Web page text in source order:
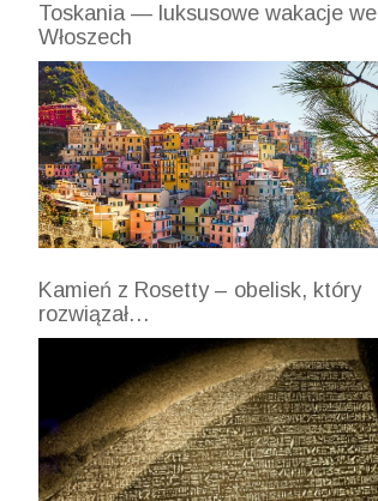
Toskania — luksusowe wakacje we
Włoszech
Kamień z Rosetty – obelisk, który
rozwiązał…